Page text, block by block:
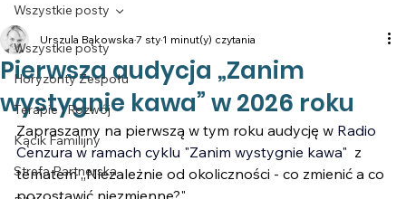
Wszystkie posty
Horyzonty Zespołu
Terapie I Rozwój
Kącik Familijny
Strefa Partnerska
Wszystkie posty
Pierwsza audycja „Zanim
wystygnie kawa” w 2026 roku
Urszula Bąkowska 7 sty 1 minut(y) czytania
Zapraszamy na pierwszą w tym roku audycję w Radio
Cenzura w ramach cyklu "Zanim wystygnie kawa" z
tematem „Niezależnie od okoliczności - co zmienić a co
pozostawić niezmienne?".